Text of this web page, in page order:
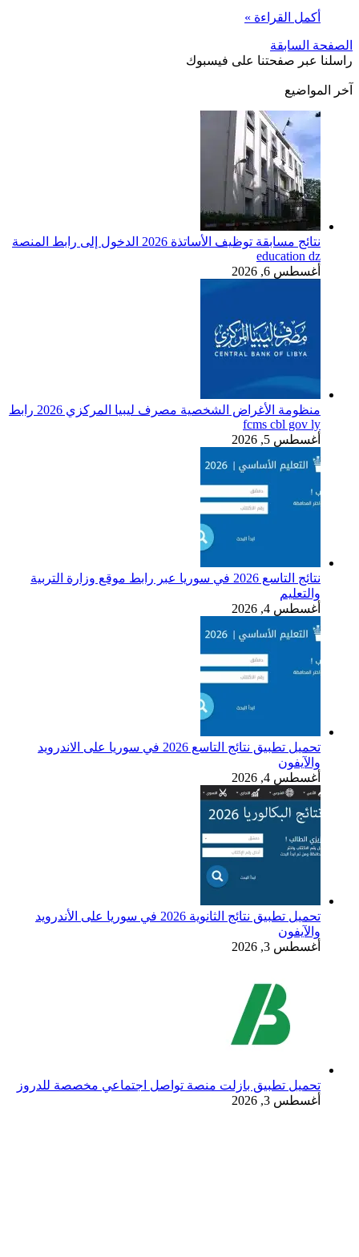
أكمل القراءة »
الصفحة السابقة
راسلنا عبر صفحتنا على فيسبوك
آخر المواضيع
نتائج مسابقة توظيف الأساتذة 2026 الدخول إلى رابط المنصة
education dz
أغسطس 6, 2026
منظومة الأغراض الشخصية مصرف ليبيا المركزي 2026 رابط
fcms cbl gov ly
أغسطس 5, 2026
نتائج التاسع 2026 في سوريا عبر رابط موقع وزارة التربية
والتعليم
أغسطس 4, 2026
تحميل تطبيق نتائج التاسع 2026 في سوريا على الاندرويد
والآيفون
أغسطس 4, 2026
تحميل تطبيق نتائج الثانوية 2026 في سوريا على الأندرويد
والآيفون
أغسطس 3, 2026
تحميل تطبيق بازلت منصة تواصل اجتماعي مخصصة للدروز
أغسطس 3, 2026